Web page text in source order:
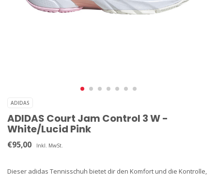
ADIDAS
ADIDAS Court Jam Control 3 W -
White/Lucid Pink
€95,00 Inkl. MwSt.
Dieser adidas Tennisschuh bietet dir den Komfort und die Kontrolle,